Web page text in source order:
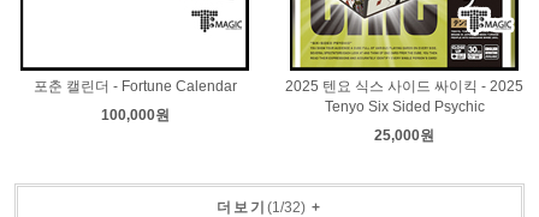
포춘 캘린더 - Fortune Calendar
100,000원
2025 텐요 식스 사이드 싸이킥 - 2025
Tenyo Six Sided Psychic
25,000원
더보기 (1/32) +